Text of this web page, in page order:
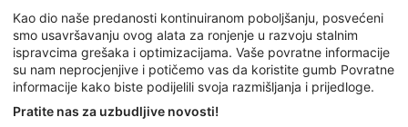
Kao dio naše predanosti kontinuiranom poboljšanju, posvećeni
smo usavršavanju ovog alata za ronjenje u razvoju stalnim
ispravcima grešaka i optimizacijama. Vaše povratne informacije
su nam neprocjenjive i potičemo vas da koristite gumb Povratne
informacije kako biste podijelili svoja razmišljanja i prijedloge.
Pratite nas za uzbudljive novosti!